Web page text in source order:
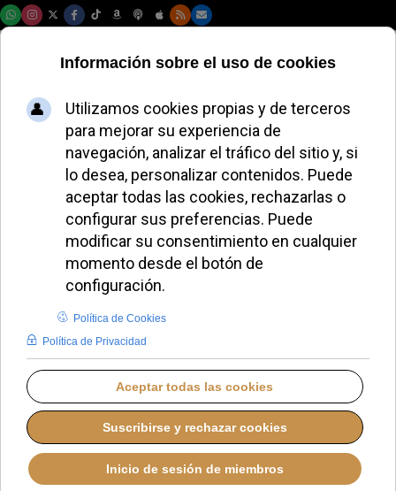
Más de 10 000 niños
participan en la
ofrenda floral a la
Virgen de la
Almudena
VIERNES, 07 NOVIEMBRE 2025 23:50